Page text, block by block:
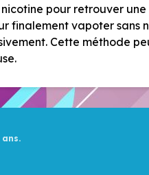
pour retrouver une
finalement vapoter sans
Cette méthode